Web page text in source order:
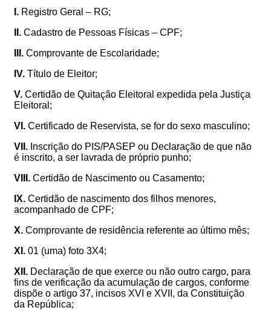
I. Registro Geral – RG;
II. Cadastro de Pessoas Físicas – CPF;
III. Comprovante de Escolaridade;
IV. Título de Eleitor;
V. Certidão de Quitação Eleitoral expedida pela Justiça
Eleitoral;
VI. Certificado de Reservista, se for do sexo masculino;
VII. Inscrição do PIS/PASEP ou Declaração de que não
é inscrito, a ser lavrada de próprio punho;
VIII. Certidão de Nascimento ou Casamento;
IX. Certidão de nascimento dos filhos menores,
acompanhado de CPF;
X. Comprovante de residência referente ao último mês;
XI. 01 (uma) foto 3X4;
XII. Declaração de que exerce ou não outro cargo, para
fins de verificação da acumulação de cargos, conforme
dispõe o artigo 37, incisos XVI e XVII, da Constituição
da República;